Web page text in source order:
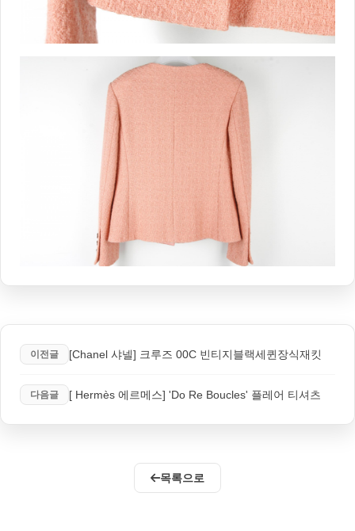
이전글 [Chanel 샤넬] 크루즈 00C 빈티지블랙세퀸장식재킷
다음글 [ Hermès 에르메스] 'Do Re Boucles' 플레어 티셔츠
목록으로